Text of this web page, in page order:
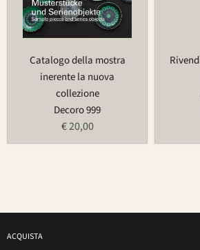
Catalogo della mostra
inerente la nuova
collezione
Decoro 999
€ 20,00
ACQUISTA